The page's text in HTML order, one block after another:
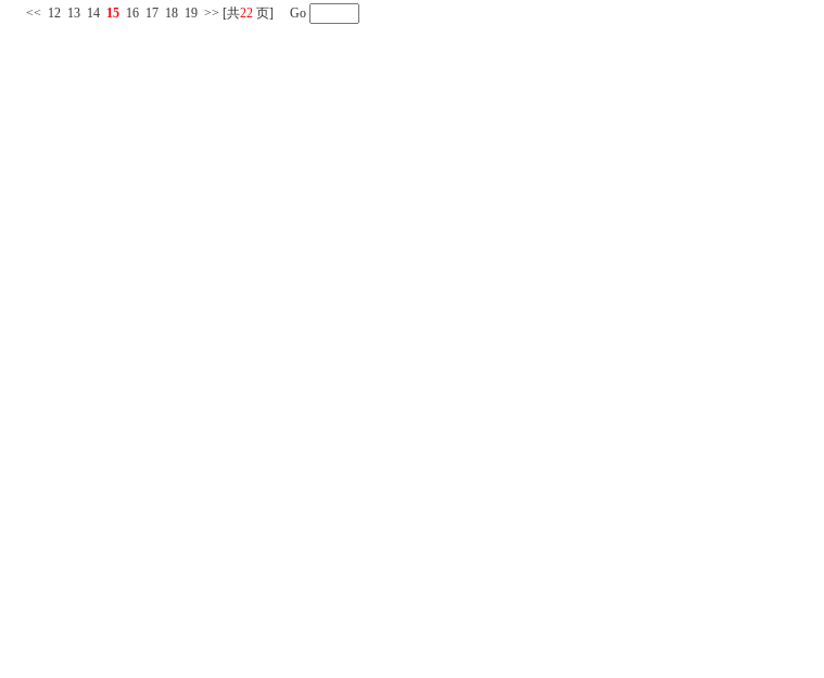
<< 12 13 14 15 16 17 18 19 >> [共22 页] Go